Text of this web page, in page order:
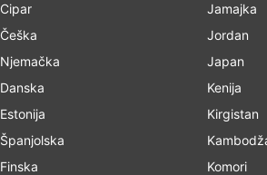
Cipar
Češka
Njemačka
Danska
Estonija
Španjolska
Finska
Jamajka
Jordan
Japan
Kenija
Kirgistan
Komori